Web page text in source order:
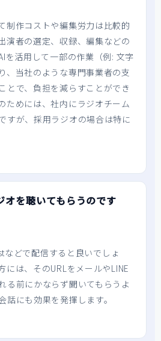
制作コストや編集労力は比較的
演者の選定、収録、編集などの
を活用して一部の作業（例: 文字
、当社のような専門事業者の支
とで、負担を減らすことができ
ためには、社内にラジオチーム
すが、採用ラジオの場合は特に
オを聴いてもらうのです
どで配信すると良いでしょ
には、そのURLをメールやLINE
る前にかならず聞いてもらうよ
話にも効果を発揮します。